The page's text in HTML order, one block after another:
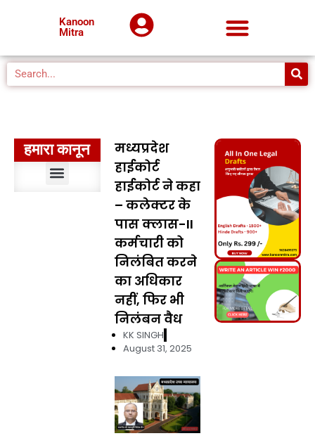
Kanoon
Mitra
हमारा कानून
मध्यप्रदेश
हाईकोर्ट
हाईकोर्ट ने कहा
– कलेक्टर के
पास क्लास-II
कर्मचारी को
निलंबित करने
का अधिकार
नहीं, फिर भी
निलंबन वैध
KK SINGH
August 31, 2025